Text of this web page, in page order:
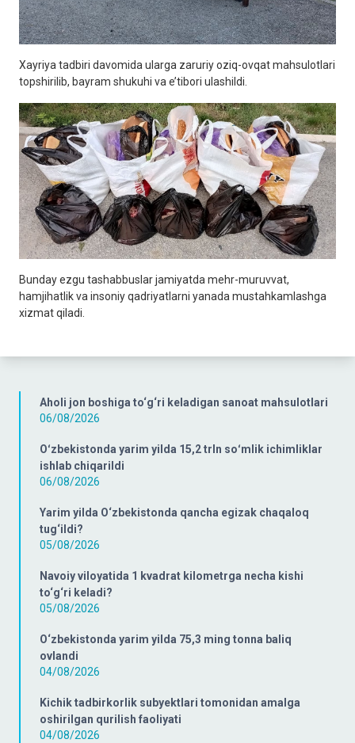
Aholi jon boshiga to‘g‘ri keladigan sanoat mahsulotlari
06/08/2026
Oʻzbekistonda yarim yilda 15,2 trln soʻmlik ichimliklar
ishlab chiqarildi
06/08/2026
Yarim yilda O‘zbekistonda qancha egizak chaqaloq
tug‘ildi?
05/08/2026
Navoiy viloyatida 1 kvadrat kilometrga necha kishi
to‘g‘ri keladi?
05/08/2026
O‘zbekistonda yarim yilda 75,3 ming tonna baliq
ovlandi
04/08/2026
Kichik tadbirkorlik subyektlari tomonidan amalga
oshirilgan qurilish faoliyati
04/08/2026
Xayriya tadbiri davomida ularga zaruriy oziq-ovqat mahsulotlari
topshirilib, bayram shukuhi va e’tibori ulashildi.
Bunday ezgu tashabbuslar jamiyatda mehr-muruvvat,
hamjihatlik va insoniy qadriyatlarni yanada mustahkamlashga
xizmat qiladi.